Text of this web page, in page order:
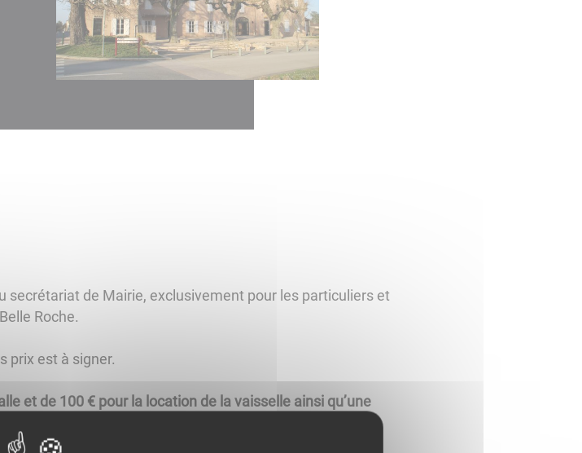
secrétariat de Mairie, exclusivement pour les particuliers et
Roche.
prix est à signer.
et de 100 € pour la location de la vaisselle ainsi qu’une
fournis